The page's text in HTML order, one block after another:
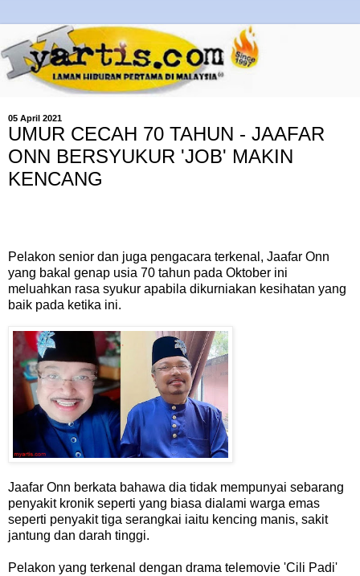
05 April 2021
UMUR CECAH 70 TAHUN - JAAFAR
ONN BERSYUKUR 'JOB' MAKIN
KENCANG
Pelakon senior dan juga pengacara terkenal, Jaafar Onn
yang bakal genap usia 70 tahun pada Oktober ini
meluahkan rasa syukur apabila dikurniakan kesihatan yang
baik pada ketika ini.
Jaafar Onn berkata bahawa dia tidak mempunyai sebarang
penyakit kronik seperti yang biasa dialami warga emas
seperti penyakit tiga serangkai iaitu kencing manis, sakit
jantung dan darah tinggi.
Pelakon yang terkenal dengan drama telemovie 'Cili Padi'